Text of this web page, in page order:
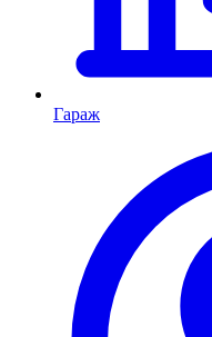
Гараж